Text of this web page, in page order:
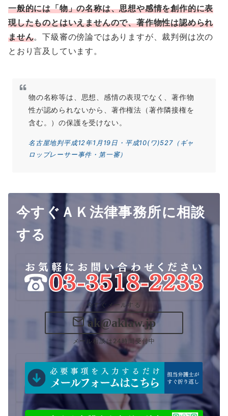
一般的には「物」の名称は、思想や感情を創作的に表
現したものとはいえませんので、著作物性は認められ
ません。下級審の傍論ではありますが、裁判例は次の
とおり言及しています。
物の名称等は、思想、感情の表現でなく、著作物
性が認められないから、著作権法（著作隣接権を
含む。）の保護を受けない。
名古屋地判平成12年1月19日・平成10(ワ)527（ギャ
ロップレーサー事件・第一審）
今すぐＡＫ法律事務所に相談
する
今すぐメールする
ak@aklaw.jp
メール相談は24時間受付中